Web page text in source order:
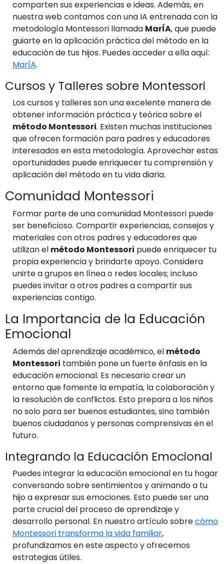
comparten sus experiencias e ideas. Además, en
nuestra web contamos con una IA entrenada con la
metodología Montessori llamada MarÍA, que puede
guiarte en la aplicación práctica del método en la
educación de tus hijos. Puedes acceder a ella aquí:
MarÍA.
Cursos y Talleres sobre Montessori
Los cursos y talleres son una excelente manera de
obtener información práctica y teórica sobre el
método Montessori. Existen muchas instituciones
que ofrecen formación para padres y educadores
interesados en esta metodología. Aprovechar estas
oportunidades puede enriquecer tu comprensión y
aplicación del método en tu vida diaria.
Comunidad Montessori
Formar parte de una comunidad Montessori puede
ser beneficioso. Compartir experiencias, consejos y
materiales con otros padres y educadores que
utilizan el método Montessori puede enriquecer tu
propia experiencia y brindarte apoyo. Considera
unirte a grupos en línea o redes locales; incluso
puedes invitar a otros padres a compartir sus
experiencias contigo.
La Importancia de la Educación
Emocional
Además del aprendizaje académico, el método
Montessori también pone un fuerte énfasis en la
educación emocional. Es necesario crear un
entorno que fomente la empatía, la colaboración y
la resolución de conflictos. Esto prepara a los niños
no solo para ser buenos estudiantes, sino también
buenos ciudadanos y personas comprensivas en el
futuro.
Integrando la Educación Emocional
Puedes integrar la educación emocional en tu hogar
conversando sobre sentimientos y animando a tu
hijo a expresar sus emociones. Esto puede ser una
parte crucial del proceso de aprendizaje y
desarrollo personal. En nuestro artículo sobrecómo
Montessori transforma la vida familiar,
profundizamos en este aspecto y ofrecemos
estrategias útiles.